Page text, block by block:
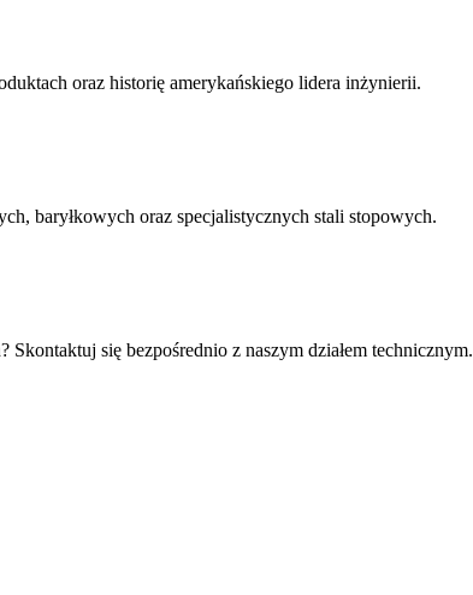
oraz historię amerykańskiego lidera inżynierii.
baryłkowych oraz specjalistycznych stali stopowych.
się bezpośrednio z naszym działem technicznym.